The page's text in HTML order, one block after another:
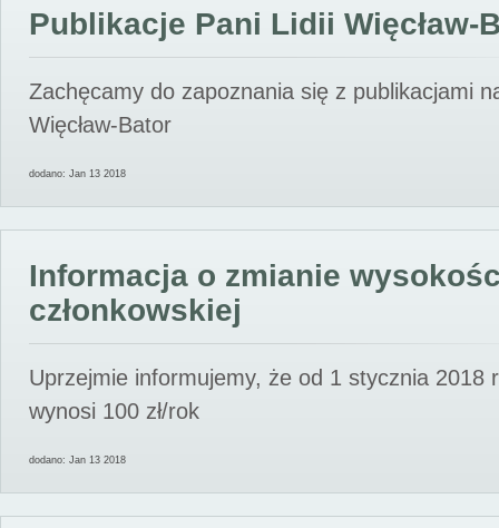
Publikacje Pani Lidii Więcław-
Zachęcamy do zapoznania się z publikacjami
Więcław-Bator
dodano: Jan 13 2018
Informacja o zmianie
członkowskiej
Uprzejmie informujemy, że od 1 stycznia 2018
wynosi 100 zł/rok
dodano: Jan 13 2018